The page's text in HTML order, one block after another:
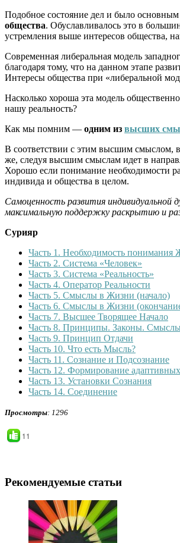
Подобное состояние дел и было
общества. Обуславливалось это в
устремления выше интересов общества,
Современная либеральная модель
благодаря тому, что на данном этапе
Интересы общества при «либеральной
Насколько хороша эта модель
нашу реальность?
Как мы помним — одним из высших
В соответствии с этим высшим смыслом,
же, следуя высшим смыслам идет в
Хорошо если понимание необходимости
индивида и общества в целом.
Самоценность развития
максимальную поддержку раскрытию и
Сурияр
Часть 1. Необходимость понимания
Часть 2. Система «Человек»
Часть 3. Система «Реальность»
Часть 4. Оператор Реальности
Часть 5. Смыслы в Жизни (начало)
Часть 6. Смыслы в Жизни
Часть 7. Высшее Творящее Начало
Часть 8. Принципы. Законы.
Часть 9. Принцип Отдачи
Часть 10. Что есть Мысль?
Часть 11. Сознание и Подсознание
Часть 12. Формирование
Часть 13. Установки Сознания
Часть 14. Соединение
Просмотры: 1296
11
Рекомендуемые статьи